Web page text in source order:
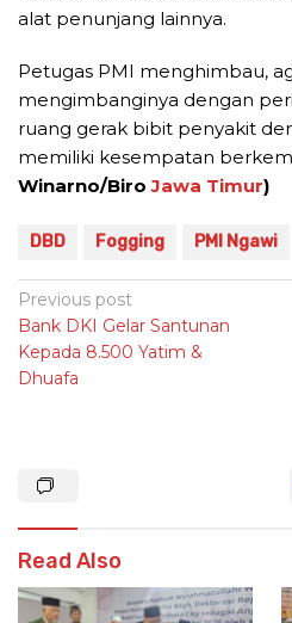
alat penunjang lainnya.
Petugas PMI menghimbau,
mengimbanginya dengan
ruang gerak bibit penyakit
memiliki kesempatan
Winarno/BiroJawa Timur)
DBD Fogging PMI Ngawi
Post
navigation
Previous post
Bank DKI Gelar Santunan
Kepada 8.500 Yatim &
Dhuafa
Read Also